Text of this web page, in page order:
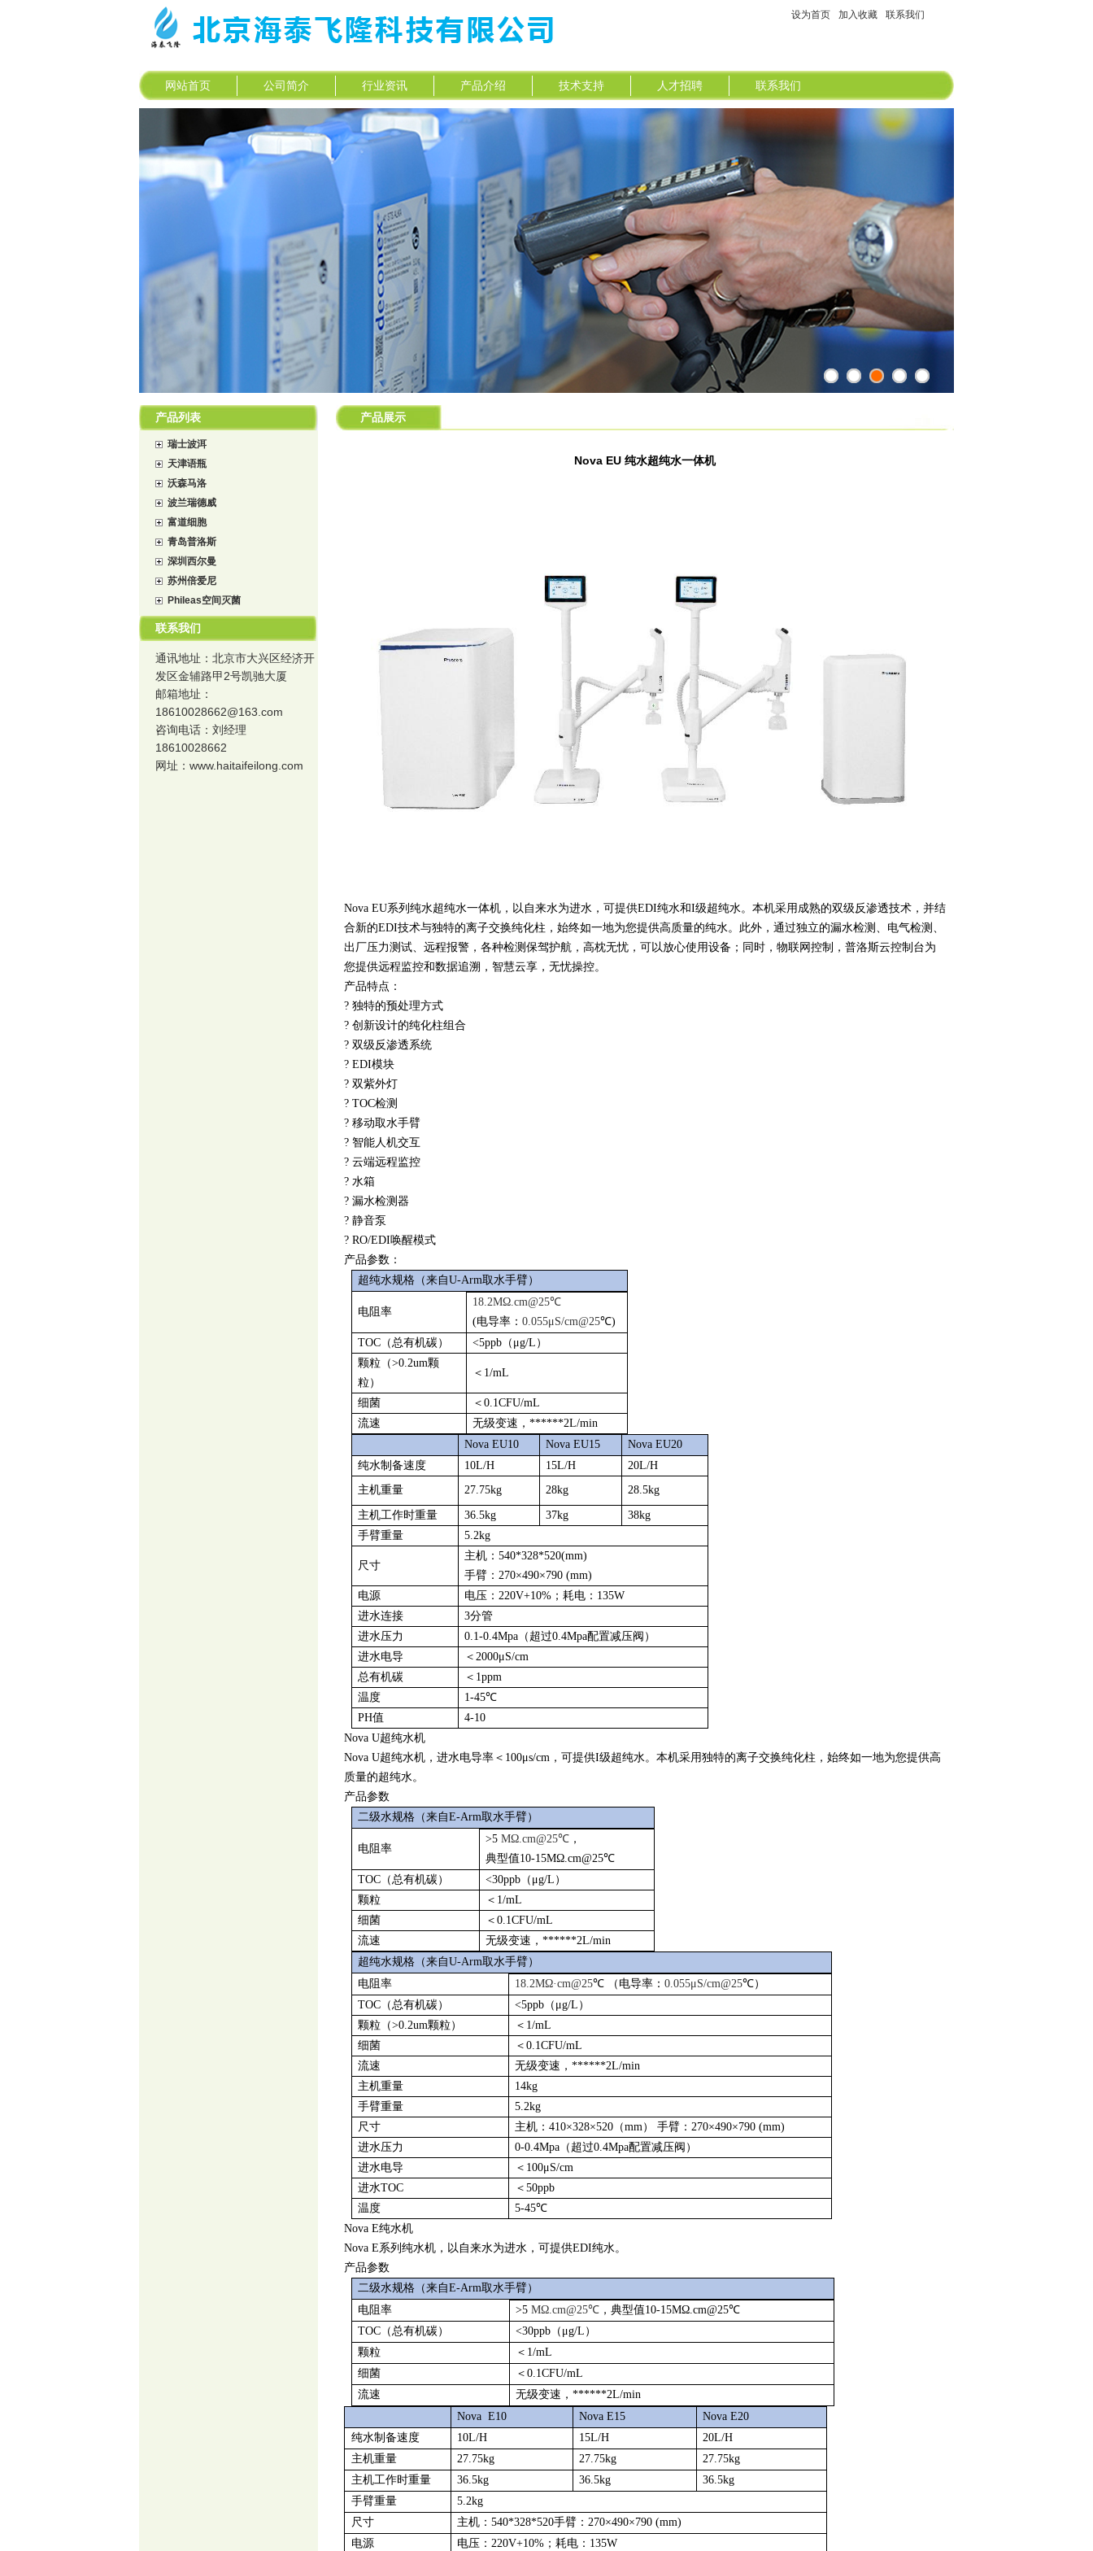
设为首页 加入收藏 联系我们
网站首页 公司简介 行业资讯 产品介绍 技术支持 人才招聘 联系我们
产品列表
瑞士波洱
天津语瓶
沃森马洛
波兰瑞德威
富道细胞
青岛普洛斯
深圳西尔曼
苏州倍爱尼
Phileas空间灭菌
联系我们
通讯地址：北京市大兴区经济开
发区金辅路甲2号凯驰大厦
邮箱地址：
18610028662@163.com
咨询电话：刘经理
18610028662
网址： www.haitaifeilong.com
产品展示
Nova EU 纯水超纯水一体机
Nova EU系列纯水超纯水一体机，以自来水为进水，可提供EDI纯水和I级超纯水。本机采用成熟的双级反渗透技术，并结
合新的EDI技术与独特的离子交换纯化柱，始终如一地为您提供高质量的纯水。此外，通过独立的漏水检测、电气检测、
出厂压力测试、远程报警，各种检测保驾护航，高枕无忧，可以放心使用设备；同时，物联网控制，普洛斯云控制台为
您提供远程监控和数据追溯，智慧云享，无忧操控。
产品特点：
? 独特的预处理方式
? 创新设计的纯化柱组合
? 双级反渗透系统
? EDI模块
? 双紫外灯
? TOC检测
? 移动取水手臂
? 智能人机交互
? 云端远程监控
? 水箱
? 漏水检测器
? 静音泵
? RO/EDI唤醒模式
产品参数：
超纯水规格（来自U-Arm取水手臂）
电阻率
18.2MΩ.cm@25℃
(电导率： 0.055μS/cm@25℃)
TOC（总有机碳）
<5ppb（μg/L）
颗粒（>0.2um颗
粒）
＜ 1/mL
细菌 ＜ 0.1CFU/mL
流速
无级变速，******2L/min
Nova EU10
Nova EU15
Nova EU20
纯水制备速度
10L/H 15L/H
20L/H
主机重量
27.75kg 28kg 28.5kg
主机工作时重量 36.5kg 37kg
38kg
手臂重量
5.2kg
尺寸
主机： 540*328*520(mm)
手臂： 270×490×790 (mm)
电源
电压： 220V+10%；耗电：135W
进水连接
3分管
进水压力
0.1-0.4Mpa（超过0.4Mpa配置减压阀）
进水电导
＜ 2000μS/cm
总有机碳
＜ 1ppm
温度
1-45℃
PH值
4-10
Nova U超纯水机
Nova U超纯水机，进水电导率＜100μs/cm，可提供I级超纯水。本机采用独特的离子交换纯化柱，始终如一地为您提供高
质量的超纯水。
产品参数
二级水规格（来自E-Arm取水手臂）
电阻率
>5 MΩ.cm@25℃ ，
典型值10-15MΩ.cm@25℃
TOC（总有机碳）
<30ppb（μg/L）
颗粒
＜ 1/mL
细菌
＜ 0.1CFU/mL
流速
无级变速，******2L/min
超纯水规格（来自U-Arm取水手臂）
电阻率
18.2MΩ·cm@25℃ （电导率： 0.055μS/cm@25℃）
TOC（总有机碳）
<5ppb（μg/L）
颗粒（>0.2um颗粒） ＜ 1/mL
细菌
＜ 0.1CFU/mL
流速
无级变速，******2L/min
主机重量
14kg
手臂重量
5.2kg
尺寸
主机： 410×328×520（mm） 手臂： 270×490×790 (mm)
进水压力
0-0.4Mpa（超过0.4Mpa配置减压阀）
进水电导
＜ 100μS/cm
进水TOC ＜ 50ppb
温度
5-45℃
Nova E纯水机
Nova E系列纯水机，以自来水为进水，可提供EDI纯水。
产品参数
二级水规格（来自E-Arm取水手臂）
电阻率
>5 MΩ.cm@25℃ ，典型值10-15MΩ.cm@25℃
TOC（总有机碳）
<30ppb（μg/L）
颗粒
＜ 1/mL
细菌
＜ 0.1CFU/mL
流速
无级变速，******2L/min
Nova E10
Nova E15
Nova E20
纯水制备速度
10L/H 15L/H
20L/H
主机重量
27.75kg 27.75kg
27.75kg
主机工作时重量
36.5kg 36.5kg
36.5kg
手臂重量
5.2kg
尺寸
主机：540*328*520手臂：270×490×790 (mm)
电源
电压：220V+10%；耗电：135W